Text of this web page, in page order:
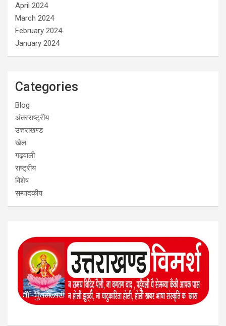
April 2024
March 2024
February 2024
January 2024
Categories
Blog
अंतरराष्ट्रीय
उत्तराखण्ड
खेल
गढ़वाली
राष्ट्रीय
विशेष
सम्पादकीय